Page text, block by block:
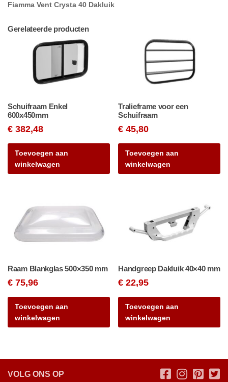
Fiamma Vent Crysta 40 Dakluik
Gerelateerde producten
Schuifraam Enkel
600x450mm
€ 382,48
Toevoegen aan
winkelwagen
Tralieframe voor een
Schuifraam
€ 45,80
Toevoegen aan
winkelwagen
Raam Blankglas 500×350 mm
€ 75,96
Toevoegen aan
winkelwagen
Handgreep Dakluik 40×40 mm
€ 22,95
Toevoegen aan
winkelwagen
VOLG ONS OP